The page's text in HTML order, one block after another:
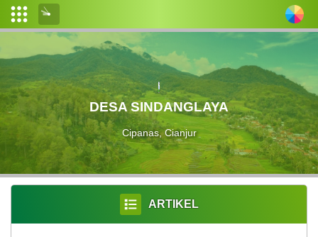
Admin
Layanan
Mandiri
Profil
Desa
DESA SINDANGLAYA
Cipanas, Cianjur
ARTIKEL